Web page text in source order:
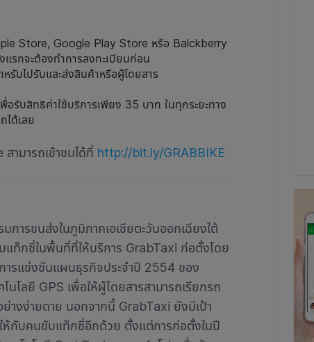
Store, Google Play Store หรือ Balckberry
แรกจะต้องทำการลงทะเบียนก่อน
รับไปรับและส่งสินค้าหรือผู้โดยสาร
รับสิทธิค่าใช้บริการเพียง 35 บาท ในทุกระยะทาง
ได้เลย
ามารถเข้าชมได้ที่ http://bit.ly/GRABBIKE
ารขนส่งในภูมิภาคเอเชียตะวันออกเฉียงใต้
ท็กซี่ในพื้นที่ที่ให้บริการ GrabTaxi ก่อตั้งโดย
ารแข่งขันแผนธุรกิจประจำปี 2554 ของ
โลยี GPS เพื่อให้ผู้โดยสารสามารถเรียกรถ
างง่ายดาย นอกจากนี้ GrabTaxi ยังมีเป้า
ห้กับคนขับแท็กซี่อีกด้วย ตั้งแต่การก่อตั้งในปี